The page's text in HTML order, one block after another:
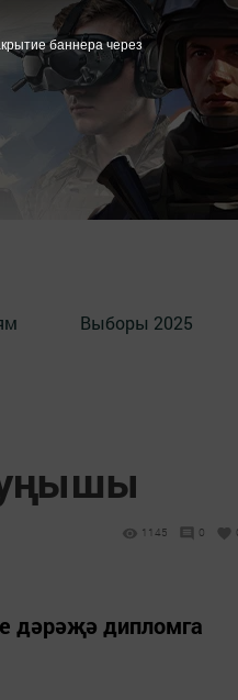
Выборы 2025
1145 0
дәрәҗә дипломга
баннера через